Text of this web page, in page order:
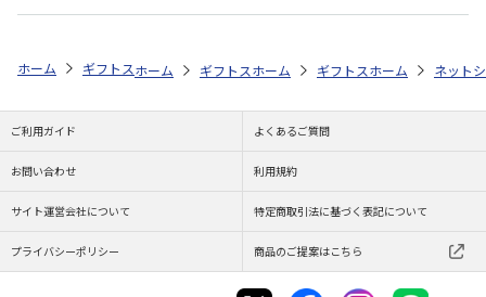
ホーム ギフトストア お中元・夏ギフト特集 2026 おすすめ ご当地
ホーム ギフトストア お中元・夏ギフト特集 2026
ホーム ギフトストア お中元・
ホーム ネット
ご利用ガイド よくあるご質問
お問い合わせ 利用規約
サイト運営会社について 特定商取引法に基づく表記について
プライバシーポリシー 商品のご提案はこちら